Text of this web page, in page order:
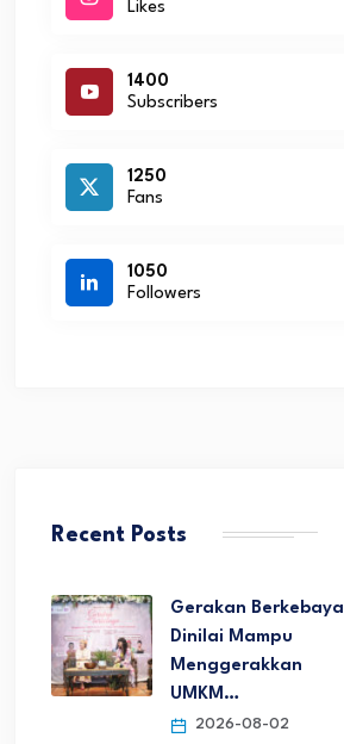
Likes
1400
Subscribers
1250
Fans
1050
Followers
Recent Posts
Gerakan Berkebaya
Dinilai Mampu
Menggerakkan
UMKM…
2026-08-02